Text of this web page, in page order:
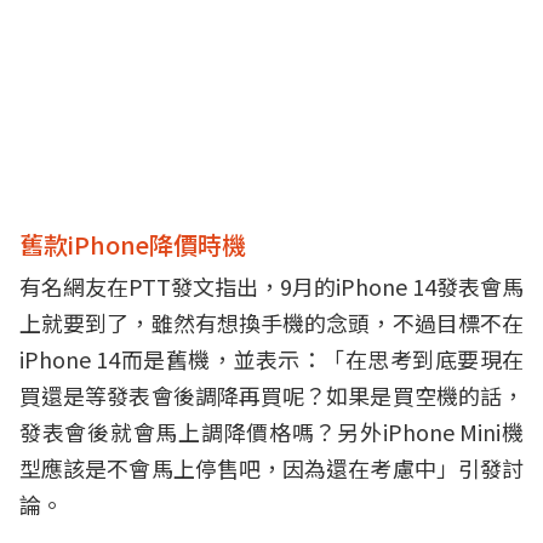
舊款iPhone降價時機
有名網友在PTT發文指出，9月的iPhone 14發表會馬
上就要到了，雖然有想換手機的念頭，不過目標不在
iPhone 14而是舊機，並表示：「在思考到底要現在
買還是等發表會後調降再買呢？如果是買空機的話，
發表會後就會馬上調降價格嗎？另外iPhone Mini機
型應該是不會馬上停售吧，因為還在考慮中」引發討
論。